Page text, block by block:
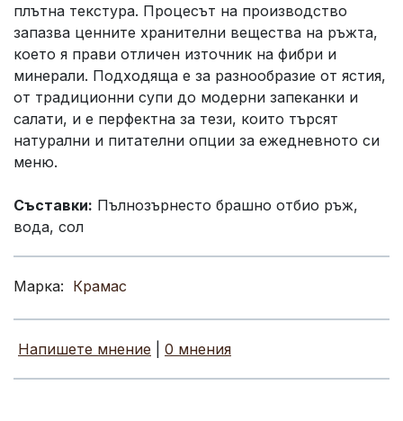
плътна текстура. Процесът на производство
запазва ценните хранителни вещества на ръжта,
което я прави отличен източник на фибри и
минерали. Подходяща е за разнообразие от ястия,
от традиционни супи до модерни запеканки и
салати, и е перфектна за тези, които търсят
натурални и питателни опции за ежедневното си
меню.
Съставки: Пълнозърнесто брашно отбио ръж,
вода, сол
Марка: Крамас
Напишете мнение 0 мнения